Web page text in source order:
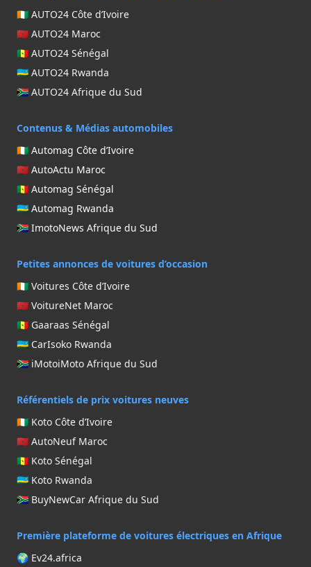
🇨🇮 AUTO24 Côte d’Ivoire
🇲🇦 AUTO24 Maroc
🇸🇳 AUTO24 Sénégal
🇷🇼 AUTO24 Rwanda
🇿🇦 AUTO24 Afrique du Sud
Contenus & Médias automobiles
🇨🇮 Automag Côte d’Ivoire
🇲🇦 AutoActu Maroc
🇸🇳 Automag Sénégal
🇷🇼 Automag Rwanda
🇿🇦 ImotoNews Afrique du Sud
Petites annonces de voitures d’occasion
🇨🇮 Voitures Côte d’Ivoire
🇲🇦 VoitureNet Maroc
🇸🇳 Gaaraas Sénégal
🇷🇼 CarIsoko Rwanda
🇿🇦 iMotoiMoto Afrique du Sud
Référentiels de prix voitures neuves
🇨🇮 Koto Côte d’Ivoire
🇲🇦 AutoNeuf Maroc
🇸🇳 Koto Sénégal
🇷🇼 Koto Rwanda
🇿🇦 BuyNewCar Afrique du Sud
Première plateforme de voitures électriques en Afrique
🌍 Ev24.africa